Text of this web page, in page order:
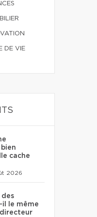
DE VIE
cache
2026
des
le même